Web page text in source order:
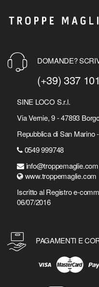
DOMANDE?
(+39) 337
SINE LOCO S.r.l.
Via Vernie, 9 - 47893
Repubblica di San Marino
0549 999748
info@troppemaglie.com
www.troppemaglie.com
Iscritto al Registro e-
06/07/2016
PAGAMENTI E